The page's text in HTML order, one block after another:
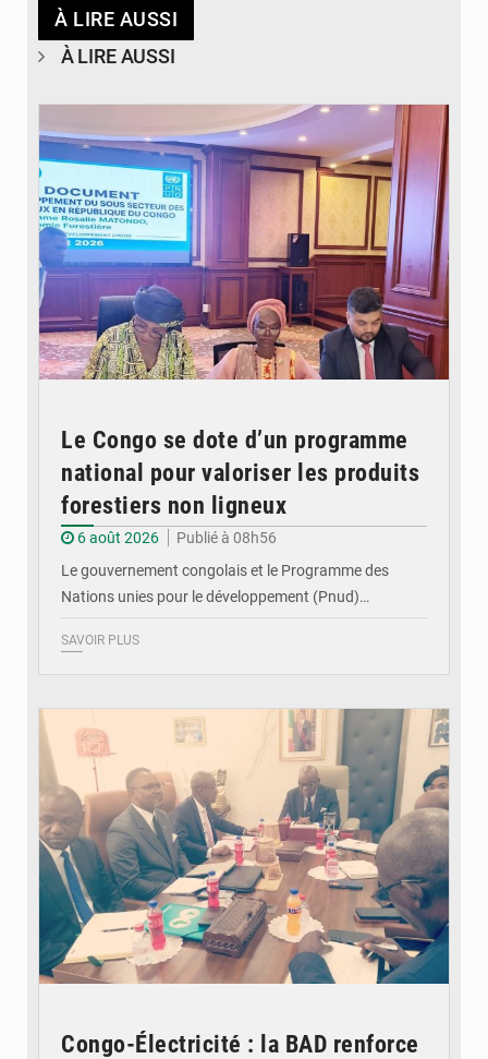
À LIRE AUSSI
À LIRE AUSSI
Le Congo se dote d’un programme
national pour valoriser les produits
forestiers non ligneux
6 août 2026
Publié à 08h56
Le gouvernement congolais et le Programme des
Nations unies pour le développement (Pnud)…
SAVOIR PLUS
Congo-Électricité : la BAD renforce